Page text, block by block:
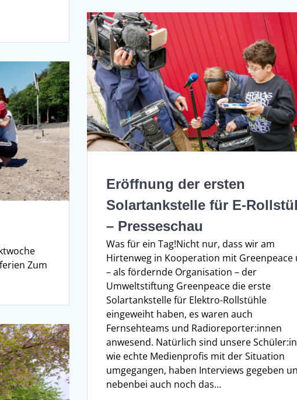
Eröffnung der ersten
Solartankstelle für E-
– Presseschau
Was für ein Tag!Nicht nur, dass wir am
Hirtenweg in Kooperation mit Greenpeace
– als fördernde Organisation – der
Umweltstiftung Greenpeace die erste
Solartankstelle für Elektro-Rollstühle
eingeweiht haben, es waren auch
Fernsehteams und Radioreporter:innen
anwesend. Natürlich sind unsere
wie echte Medienprofis mit der Situation
umgegangen, haben Interviews gegeben
nebenbei auch noch das…
Zum